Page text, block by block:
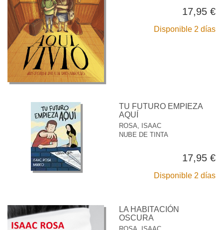
17,95 €
Disponible 2 días
TU FUTURO EMPIEZA
AQUÍ
ROSA, ISAAC
NUBE DE TINTA
17,95 €
Disponible 2 días
LA HABITACIÓN
OSCURA